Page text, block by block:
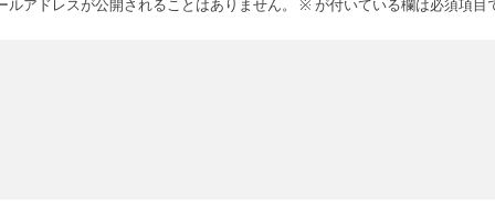
ルアドレスが公開されることはありません。 ※ が付いている欄は必須項目